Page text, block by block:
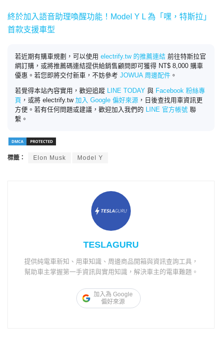
終於加入語音助理喚醒功能！Model Y L 為「嘿，特斯拉」
首款支援車型
若近期有購車規劃，可以使用 electrify.tw 的推薦連結 前往特斯拉官
網訂購，或將推薦碼連結提供給銷售顧問即可獲得 NT$ 8,000 購車
優惠。若您即將交付新車，不妨參考 JOWUA 周邊配件 。
若覺得本站內容實用，歡迎追蹤 LINE TODAY 與 Facebook 粉絲專
頁 ，或將 electrify.tw 加入 Google 偏好來源 ，日後查找用車資訊更
方便。若有任何問題或建議，歡迎加入我們的 LINE 官方帳號 聯
繫。
標籤： Elon Musk Model Y
TESLAGURU
提供純電車新知、用車知識、周邊商品開箱與資訊查詢工具，
幫助車主掌握第一手資訊與實用知識，解決車主的電車難題。
加入為 Google
偏好來源